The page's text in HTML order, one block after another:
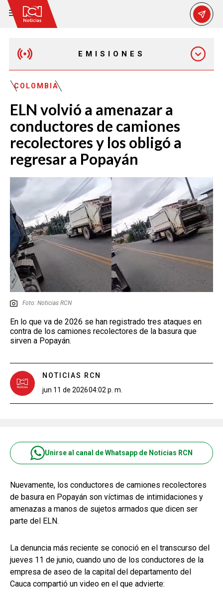
EMISIONES
EMISIÓN 12:30 PM
EMISIÓN 7:00 PM
EMISIÓN 11:30 PM
COLOMBIA
ELN volvió a amenazar a
conductores de camiones
recolectores y los obligó a
regresar a Popayán
Foto: Noticias RCN
En lo que va de 2026 se han registrado tres ataques en
contra de los camiones recolectores de la basura que
sirven a Popayán.
NOTICIAS RCN
jun 11 de 202604:02 p. m.
Unirse al canal de Whatsapp de Noticias RCN
Nuevamente, los conductores de camiones recolectores
de basura en Popayán son víctimas de intimidaciones y
amenazas a manos de sujetos armados que dicen ser
parte del ELN.
La denuncia más reciente se conoció en el transcurso del
jueves 11 de junio, cuando uno de los conductores de la
empresa de aseo de la capital del departamento del
Cauca compartió un video en el que advierte: